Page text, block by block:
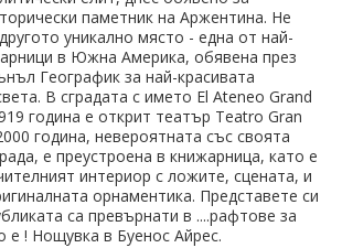
ACADEMY
паметник на Аржентина. Не
уникално място - една от най-
в Южна Америка, обявена през
Географик за най-красивата
В сградата с името Еl Ateneo Grand
година е открит театър Teatro Gran
година, невероятната със своята
е преустроена в книжарница, като е
интериор с ложите, сцената, и
орнаментика. Представете си
са превърнати в ....рафтове за
е ! Нощувка в Буенос Айрес.